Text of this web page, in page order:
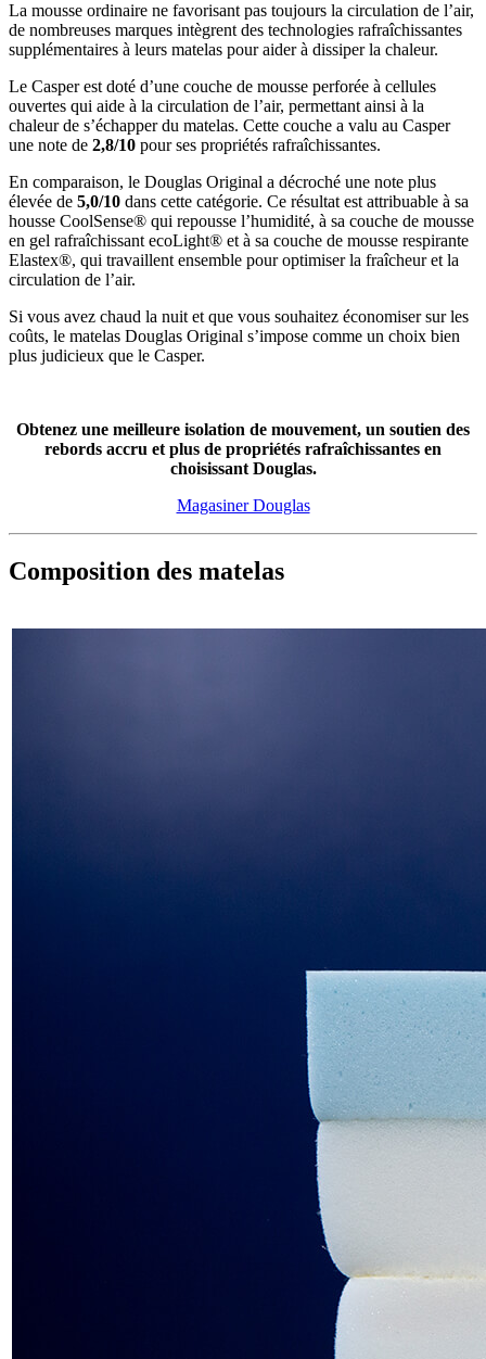
La mousse ordinaire ne favorisant pas toujours la circulation de l’air,
de nombreuses marques intègrent des technologies rafraîchissantes
supplémentaires à leurs matelas pour aider à dissiper la chaleur.
Le Casper est doté d’une couche de mousse perforée à cellules
ouvertes qui aide à la circulation de l’air, permettant ainsi à la
chaleur de s’échapper du matelas. Cette couche a valu au Casper
une note de 2,8/10 pour ses propriétés rafraîchissantes.
En comparaison, le Douglas Original a décroché une note plus
élevée de 5,0/10 dans cette catégorie. Ce résultat est attribuable à sa
housse CoolSense® qui repousse l’humidité, à sa couche de mousse
en gel rafraîchissant ecoLight® et à sa couche de mousse respirante
Elastex®, qui travaillent ensemble pour optimiser la fraîcheur et la
circulation de l’air.
Si vous avez chaud la nuit et que vous souhaitez économiser sur les
coûts, le matelas Douglas Original s’impose comme un choix bien
plus judicieux que le Casper.
Obtenez une meilleure isolation de mouvement, un soutien des
rebords accru et plus de propriétés rafraîchissantes en
choisissant Douglas.
Magasiner Douglas
Composition des matelas